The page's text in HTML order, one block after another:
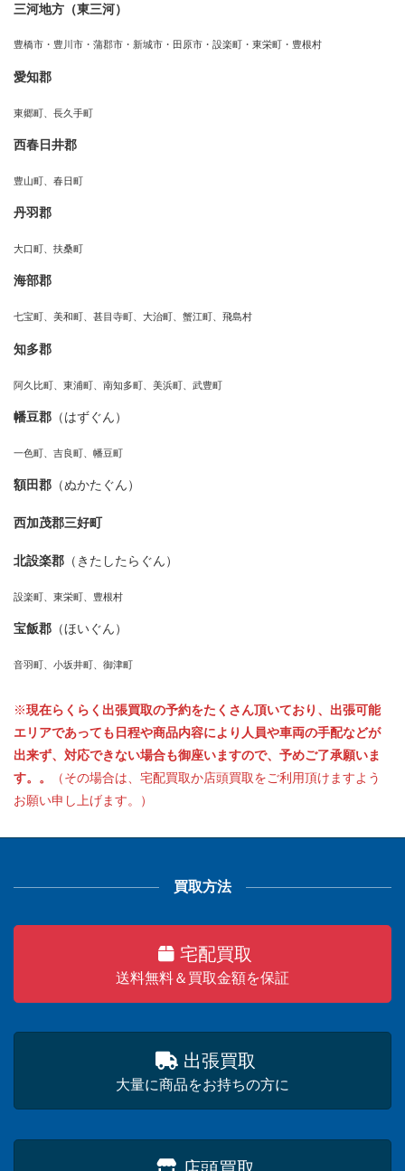
三河地方（東三河）
豊橋市・豊川市・蒲郡市・新城市・田原市・設楽町・東栄町・豊根村
愛知郡
東郷町、長久手町
西春日井郡
豊山町、春日町
丹羽郡
大口町、扶桑町
海部郡
七宝町、美和町、甚目寺町、大治町、蟹江町、飛島村
知多郡
阿久比町、東浦町、南知多町、美浜町、武豊町
幡豆郡 （はずぐん）
一色町、吉良町、幡豆町
額田郡 （ぬかたぐん）
西加茂郡三好町
北設楽郡 （きたしたらぐん）
設楽町、東栄町、豊根村
宝飯郡 （ほいぐん）
音羽町、小坂井町、御津町
※現在らくらく出張買取の予約をたくさん頂いており、出張可能
エリアであっても日程や商品内容により人員や車両の手配などが
出来ず、対応できない場合も御座いますので、予めご了承願いま
す。。
（その場合は、宅配買取か店頭買取をご利用頂けますよう
お願い申し上げます。）
買取方法
宅配買取
送料無料＆買取金額を保証
出張買取
大量に商品をお持ちの方に